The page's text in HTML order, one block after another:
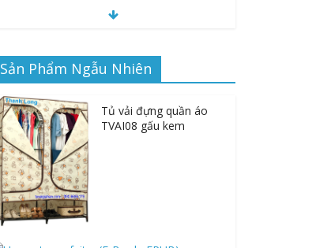
Sex massage gdansk callgirls bergen & thai
Alphonse Mucha: The Spirit of Art Nouveau
| Read Online Free
Sản Phẩm Ngẫu Nhiên
Tủ vải đựng quần áo
TVAI08 gấu kem